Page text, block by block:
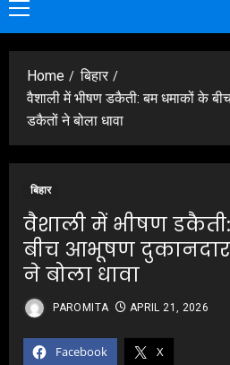
Primary
Menu
Home
बिहार
वैशाली में भीषण डकैती: बम धमाकों के
डकैतों ने बोला धावा
बिहार
वैशाली में भीषण
बीच आभूषण
ने बोला धावा
Facebook X
PAROMITA APRIL 21, 2026